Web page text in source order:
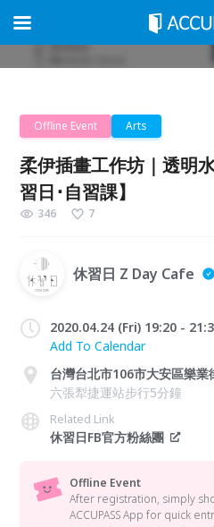
Offline Event Arts
柔伊插畫工作坊｜透明
習日･自習課】
346 7
休習日 Z Day Cafe
2020.04.24 (Fri) 19:20 -
Add To Calendar
台灣台北市106市大安區樂業
六張犁捷運站步行5分鐘
Related Link
休習日FB官方粉絲團
Offline Event
After registration, simply
ACCUPASS App for quick